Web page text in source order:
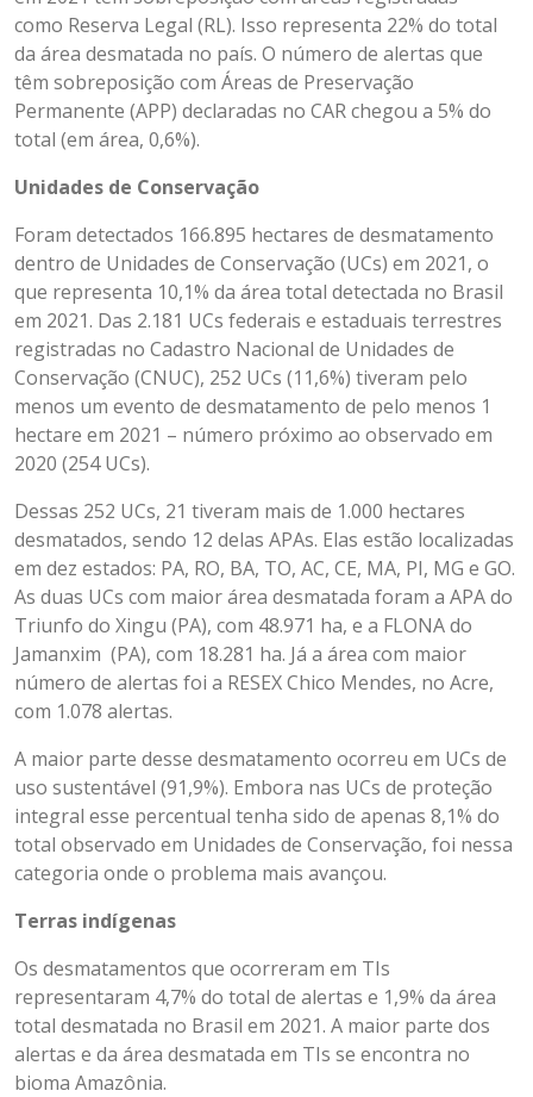
como Reserva Legal (RL). Isso representa 22% do total
da área desmatada no país. O número de alertas que
têm sobreposição com Áreas de Preservação
Permanente (APP) declaradas no CAR chegou a 5% do
total (em área, 0,6%).
Unidades de Conservação
Foram detectados 166.895 hectares de desmatamento
dentro de Unidades de Conservação (UCs) em 2021, o
que representa 10,1% da área total detectada no Brasil
em 2021. Das 2.181 UCs federais e estaduais terrestres
registradas no Cadastro Nacional de Unidades de
Conservação (CNUC), 252 UCs (11,6%) tiveram pelo
menos um evento de desmatamento de pelo menos 1
hectare em 2021 – número próximo ao observado em
2020 (254 UCs).
Dessas 252 UCs, 21 tiveram mais de 1.000 hectares
desmatados, sendo 12 delas APAs. Elas estão localizadas
em dez estados: PA, RO, BA, TO, AC, CE, MA, PI, MG e GO.
As duas UCs com maior área desmatada foram a APA do
Triunfo do Xingu (PA), com 48.971 ha, e a FLONA do
Jamanxim (PA), com 18.281 ha. Já a área com maior
número de alertas foi a RESEX Chico Mendes, no Acre,
com 1.078 alertas.
A maior parte desse desmatamento ocorreu em UCs de
uso sustentável (91,9%). Embora nas UCs de proteção
integral esse percentual tenha sido de apenas 8,1% do
total observado em Unidades de Conservação, foi nessa
categoria onde o problema mais avançou.
Terras indígenas
Os desmatamentos que ocorreram em TIs
representaram 4,7% do total de alertas e 1,9% da área
total desmatada no Brasil em 2021. A maior parte dos
alertas e da área desmatada em TIs se encontra no
bioma Amazônia.